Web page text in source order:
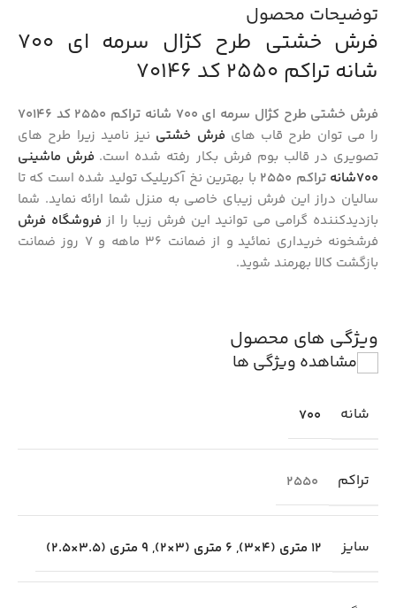
توضیحات محصول
فرش خشتی طرح کژال سرمه ای 700
شانه تراکم 2550 کد 70146
فرش خشتی طرح کژال سرمه ای 700 شانه تراکم 2550 کد 70146
را می توان طرح قاب های فرش خشتی نیز نامید زیرا طرح های
تصویری در قالب بوم فرش بکار رفته شده است. فرش ماشینی
700شانه
تراکم 2550
با بهترین نخ آکریلیک تولید شده است که تا
سالیان دراز این فرش زیبای خاصی به منزل شما ارائه نماید. شما
بازدیدکننده گرامی می توانید این فرش زیبا را از فروشگاه فرش
فرشخونه خریداری نمائید و از ضمانت ۳۶ ماهه و 7 روز ضمانت
بازگشت کالا بهرمند شوید.
ویژگی های محصول
مشاهده ویژگی ها
شانه 700
تراکم 2550
سایز 12 متری (4×3) , 6 متری (3×2) , 9 متری (3.5×2.5)